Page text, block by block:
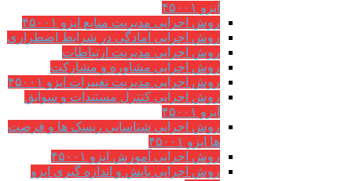
روش اجرایی مدیریت منابع ایزو ۴۵۰۰۱
روش اجرایی آمادگی در شرایط اضطراری
روش اجرایی مدیریت ارتباطات
روش اجرایی مشاوره و مشارکت
روش اجرایی مدیریت تغییرات ایزو ۴۵۰۰۱
روش اجرایی کنترل مستندات و سوابق
روش اجرایی شناسایی ریسک ها و فرصت
ها ایزو ۴۵۰۰۱
روش اجرایی آموزش ایزو ۴۵۰۰۱
روش اجرایی پایش و اندازه گیری ایزو